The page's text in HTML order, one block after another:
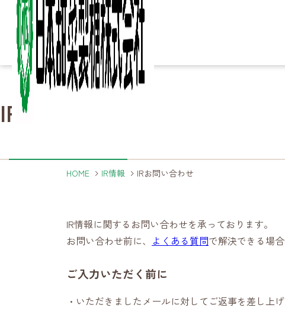
日本甜菜製糖について
事業内容
製品
Column
Column
Ir
Ir
Sustainability
Sustainability
企業情報
IRお問い合わせ
HOME IR情報 IRお問い合わせ
IR情報に関するお問い合わせを承っております。
お問い合わせ前に、 よくある質問で解決できる場
ご入力いただく前に
いただきましたメールに対してご返事を差し上